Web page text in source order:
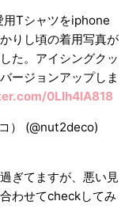
用Tシャツをiphone
りし頃の着用写真が
た。アイシングクッ
ージョンアップしま
0LIh4lA818
） (@nut2deco)
ぎてますが、悪い見
わせてcheckしてみ